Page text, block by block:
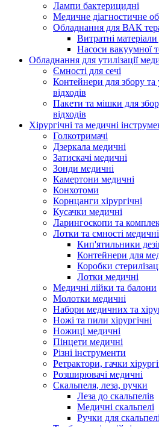
Лампи бактерицидні
Медичне діагностичне
Обладнання для ВАК
Витратні
Насоси вакуумної
Обладнання для утилізації
Ємності для сечі
Контейнери для збору та
відходів
Пакети та мішки для
відходів
Хірургічні та медичні
Голкотримачі
Дзеркала медичні
Затискачі медичні
Зонди медичні
Камертони медичні
Конхотоми
Корнцанги хірургічні
Кусачки медичні
Ларингоскопи та
Лотки та ємності медичні
Кип'ятильники
Контейнери для
Коробки
Лотки медичні
Медичні лійки та балони
Молотки медичні
Набори медичних та
Ножі та пили хірургічні
Ножиці медичні
Пінцети медичні
Різні інструменти
Ретрактори, гачки
Розширювачі медичні
Скальпеля, леза, ручки
Леза до скальпелів
Медичні скальпелі
Ручки для